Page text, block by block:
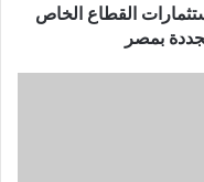
حجم استثمارات القطاع الخاص
بمصر